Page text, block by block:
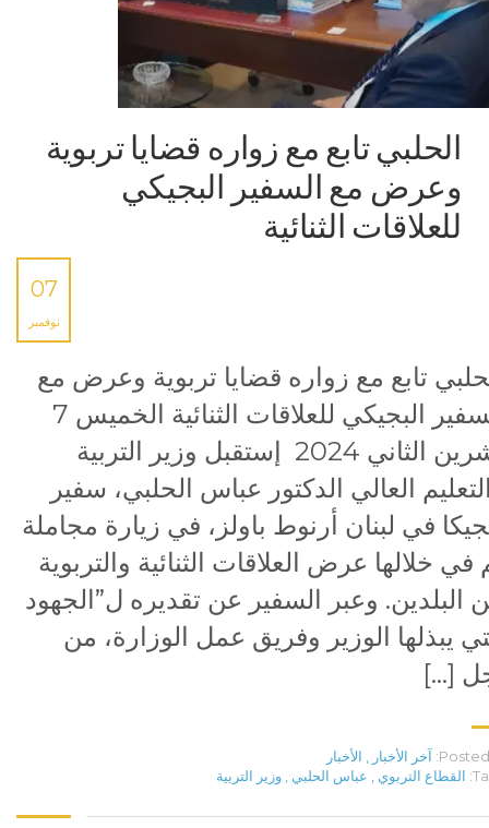
الحلبي تابع مع زواره قضايا تربوية
وعرض مع السفير البجيكي
للعلاقات الثنائية
07
نوفمبر
تابع مع زواره قضايا تربوية وعرض مع
السفير البجيكي للعلاقات الثنائية الخميس 7
تشرين الثاني 2024 إستقبل وزير التربية
العالي الدكتور عباس الحلبي، سفير
في لبنان أرنوط باولز، في زيارة مجاملة
في خلالها عرض العلاقات الثنائية والتربوية
البلدين. وعبر السفير عن تقديره ل”الجهود
يبذلها الوزير وفريق عمل الوزارة، من
[…]
Posted آخر الأخبار
الأخبار
القطاع التربوي عباس الحلبي وزير التربية